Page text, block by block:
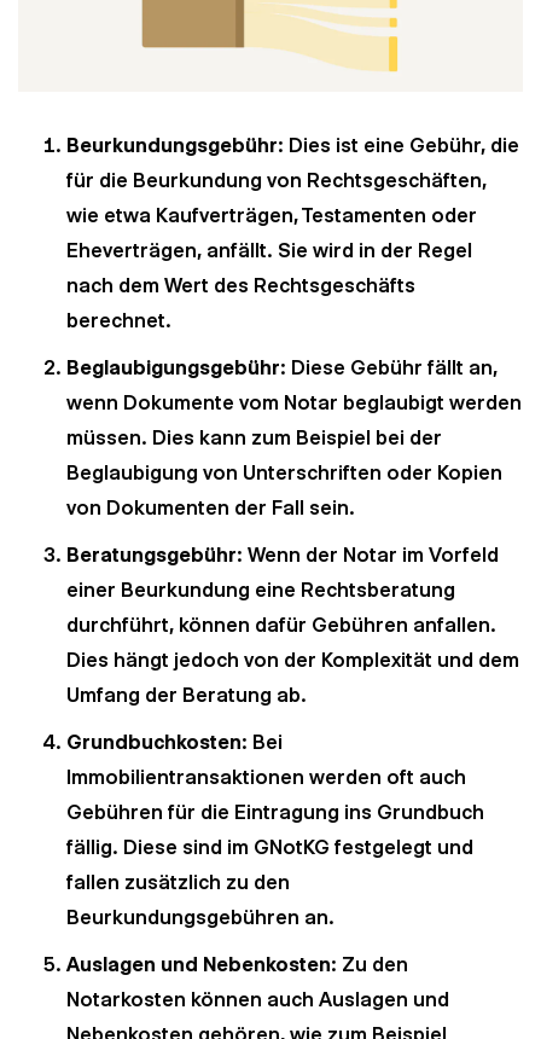
Beurkundungsgebühr: Dies ist eine Gebühr, die
für die Beurkundung von Rechtsgeschäften,
wie etwa Kaufverträgen, Testamenten oder
Eheverträgen, anfällt. Sie wird in der Regel
nach dem Wert des Rechtsgeschäfts
berechnet.
Beglaubigungsgebühr: Diese Gebühr fällt an,
wenn Dokumente vom Notar beglaubigt werden
müssen. Dies kann zum Beispiel bei der
Beglaubigung von Unterschriften oder Kopien
von Dokumenten der Fall sein.
Beratungsgebühr: Wenn der Notar im Vorfeld
einer Beurkundung eine Rechtsberatung
durchführt, können dafür Gebühren anfallen.
Dies hängt jedoch von der Komplexität und dem
Umfang der Beratung ab.
Grundbuchkosten: Bei
Immobilientransaktionen werden oft auch
Gebühren für die Eintragung ins Grundbuch
fällig. Diese sind im GNotKG festgelegt und
fallen zusätzlich zu den
Beurkundungsgebühren an.
Auslagen und Nebenkosten: Zu den
Notarkosten können auch Auslagen und
Nebenkosten gehören, wie zum Beispiel